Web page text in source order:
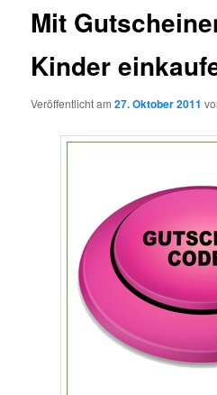
Mit
Kinder
Veröffentlicht am27. Oktober 2011